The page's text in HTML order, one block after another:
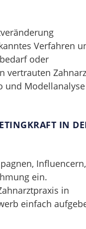
Verfahren
oder
vertrauten
und Modellanalyse
IN
Influencern,
ein.
in
einfach